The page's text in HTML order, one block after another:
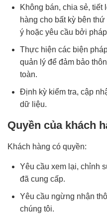
Không bán, chia sẻ, tiết
hàng cho bất kỳ bên
ý hoặc yêu cầu bởi
Thực hiện các biện
quản lý để đảm bảo
toàn.
Định kỳ kiểm tra, cập
dữ liệu.
Quyền của khách
Khách hàng có quyền:
Yêu cầu xem lại, chỉnh
đã cung cấp.
Yêu cầu ngừng nhận
chúng tôi.